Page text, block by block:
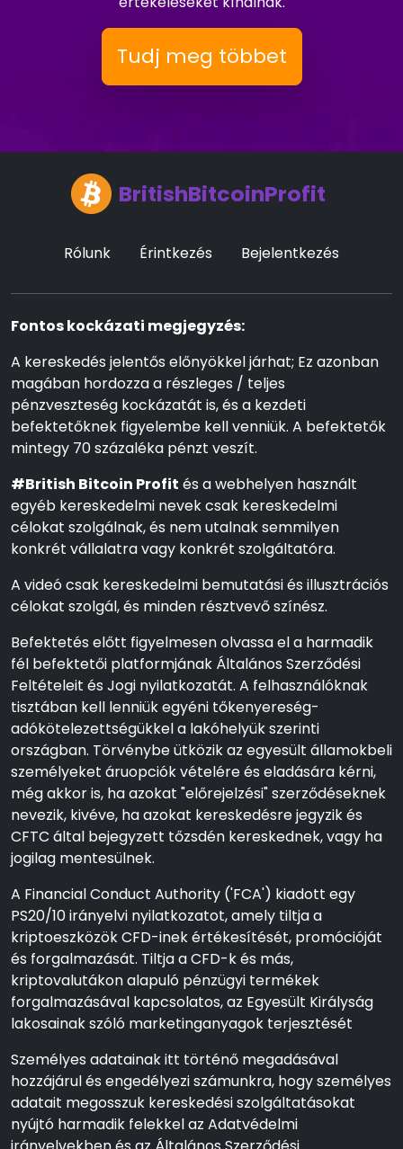
Tudj meg többet
BritishBitcoinProfit
Rólunk Érintkezés Bejelentkezés
Fontos kockázati megjegyzés:
A kereskedés jelentős előnyökkel járhat; Ez azonban
magában hordozza a részleges / teljes
pénzveszteség kockázatát is, és a kezdeti
befektetőknek figyelembe kell venniük. A befektetők
mintegy 70 százaléka pénzt veszít.
#British Bitcoin Profit és a webhelyen használt
egyéb kereskedelmi nevek csak kereskedelmi
célokat szolgálnak, és nem utalnak semmilyen
konkrét vállalatra vagy konkrét szolgáltatóra.
A videó csak kereskedelmi bemutatási és illusztrációs
célokat szolgál, és minden résztvevő színész.
Befektetés előtt figyelmesen olvassa el a harmadik
fél befektetői platformjának Általános Szerződési
Feltételeit és Jogi nyilatkozatát. A felhasználóknak
tisztában kell lenniük egyéni tőkenyereség-
adókötelezettségükkel a lakóhelyük szerinti
országban. Törvénybe ütközik az egyesült államokbeli
személyeket áruopciók vételére és eladására kérni,
még akkor is, ha azokat "előrejelzési" szerződéseknek
nevezik, kivéve, ha azokat kereskedésre jegyzik és
CFTC által bejegyzett tőzsdén kereskednek, vagy ha
jogilag mentesülnek.
A Financial Conduct Authority ('FCA') kiadott egy
PS20/10 irányelvi nyilatkozatot, amely tiltja a
kriptoeszközök CFD-inek értékesítését, promócióját
és forgalmazását. Tiltja a CFD-k és más,
kriptovalutákon alapuló pénzügyi termékek
forgalmazásával kapcsolatos, az Egyesült Királyság
lakosainak szóló marketinganyagok terjesztését
Személyes adatainak itt történő megadásával
hozzájárul és engedélyezi számunkra, hogy személyes
adatait megosszuk kereskedési szolgáltatásokat
nyújtó harmadik felekkel az Adatvédelmi